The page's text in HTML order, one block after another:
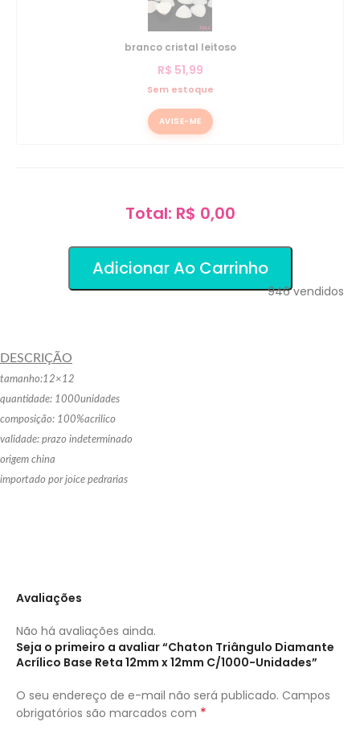
branco cristal leitoso
R$ 51,99
Sem estoque
AVISE-ME
Total: R$ 0,00
Adicionar Ao Carrinho
946vendidos
DESCRIÇÃO
tamanho:12×12
quantidade: 1000unidades
composição: 100%acrilico
validade: prazo indeterminado
origem china
importado por joice pedrarias
Avaliações
Não há avaliações ainda.
Seja o primeiro a avaliar “Chaton Triângulo Diamante
Acrílico Base Reta 12mm x 12mm C/1000-Unidades”
O seu endereço de e-mail não será publicado. Campos
obrigatórios são marcados com *